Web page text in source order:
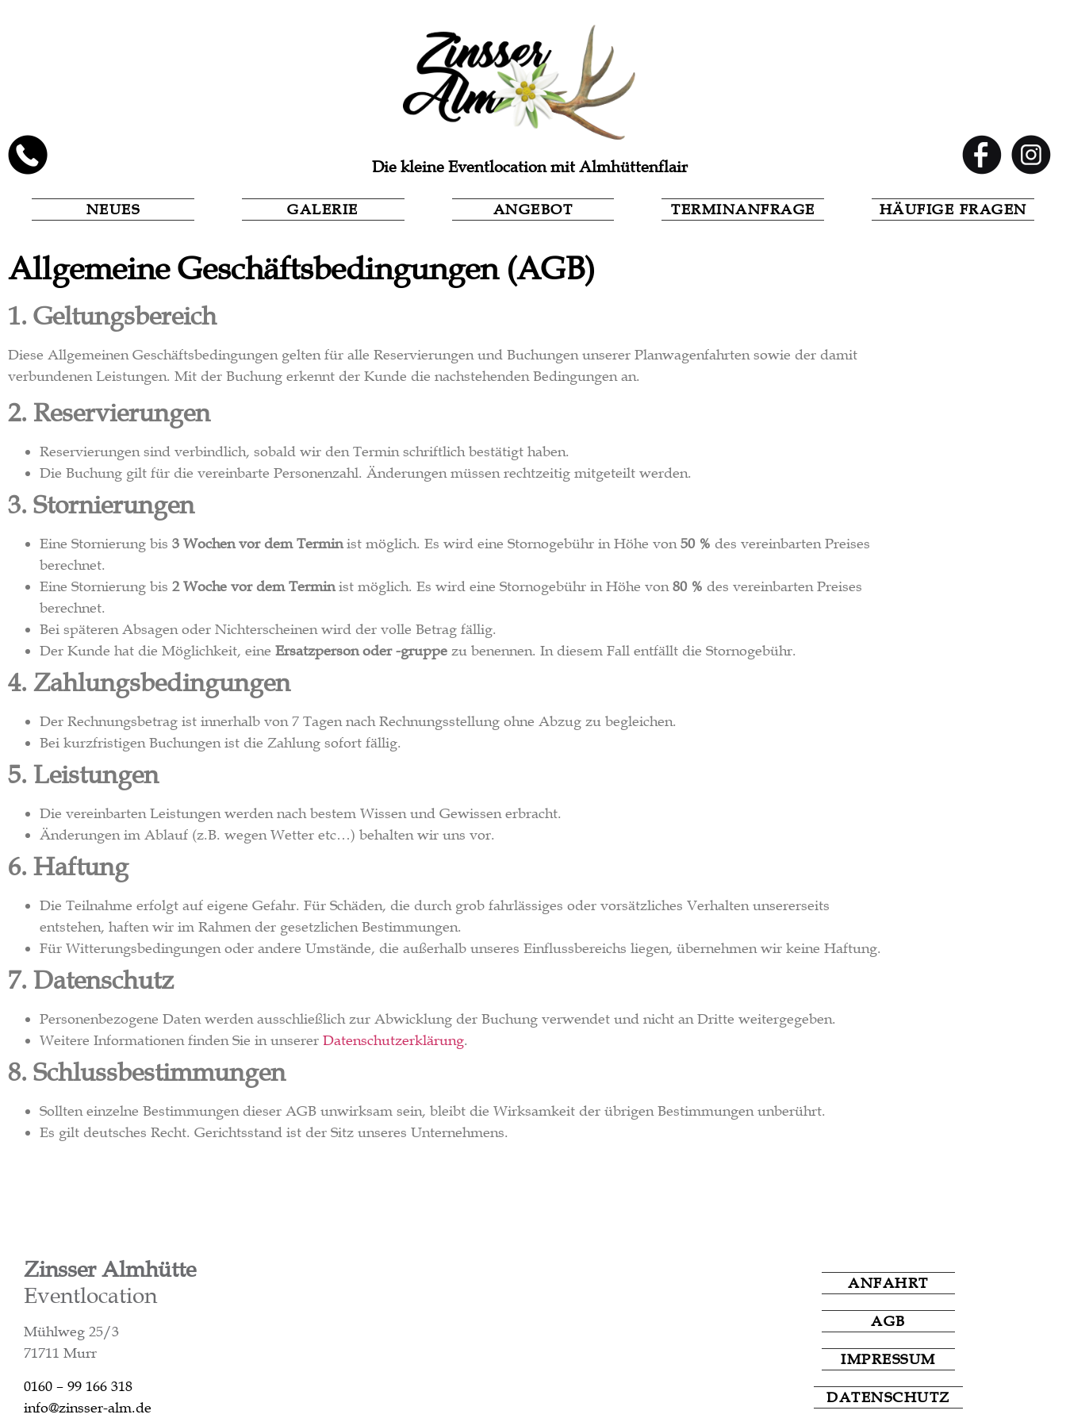
Die kleine Eventlocation mit Almhüttenflair
NEUES GALERIE ANGEBOT TERMINANFRAGE HÄUFIGE FRAGEN
Allgemeine Geschäftsbedingungen (AGB)
1. Geltungsbereich
Diese Allgemeinen Geschäftsbedingungen gelten für alle Reservierungen und Buchungen unserer Planwagenfahrten sowie der damit
verbundenen Leistungen. Mit der Buchung erkennt der Kunde die nachstehenden Bedingungen an.
2. Reservierungen
Reservierungen sind verbindlich, sobald wir den Termin schriftlich bestätigt haben.
Die Buchung gilt für die vereinbarte Personenzahl. Änderungen müssen rechtzeitig mitgeteilt werden.
3. Stornierungen
Eine Stornierung bis 3 Wochen vor dem Terminist möglich. Es wird eine Stornogebühr in Höhe von50 % des vereinbarten Preises
berechnet.
Eine Stornierung bis 2 Woche vor dem Terminist möglich. Es wird eine Stornogebühr in Höhe von80 % des vereinbarten Preises
berechnet.
Bei späteren Absagen oder Nichterscheinen wird der volle Betrag fällig.
Der Kunde hat die Möglichkeit, eine Ersatzperson oder -gruppe zu benennen. In diesem Fall entfällt die Stornogebühr.
4. Zahlungsbedingungen
Der Rechnungsbetrag ist innerhalb von 7 Tagen nach Rechnungsstellung ohne Abzug zu begleichen.
Bei kurzfristigen Buchungen ist die Zahlung sofort fällig.
5. Leistungen
Die vereinbarten Leistungen werden nach bestem Wissen und Gewissen erbracht.
Änderungen im Ablauf (z.B. wegen Wetter etc…) behalten wir uns vor.
6. Haftung
Die Teilnahme erfolgt auf eigene Gefahr. Für Schäden, die durch grob fahrlässiges oder vorsätzliches Verhalten unsererseits
entstehen, haften wir im Rahmen der gesetzlichen Bestimmungen.
Für Witterungsbedingungen oder andere Umstände, die außerhalb unseres Einflussbereichs liegen, übernehmen wir keine Haftung.
7. Datenschutz
Personenbezogene Daten werden ausschließlich zur Abwicklung der Buchung verwendet und nicht an Dritte weitergegeben.
Weitere Informationen finden Sie in unserer Datenschutzerklärung.
8. Schlussbestimmungen
Sollten einzelne Bestimmungen dieser AGB unwirksam sein, bleibt die Wirksamkeit der übrigen Bestimmungen unberührt.
Es gilt deutsches Recht. Gerichtsstand ist der Sitz unseres Unternehmens.
Zinsser Almhütte
Eventlocation
Mühlweg 25/3
71711 Murr
0160 – 99 166 318
info@zinsser-alm.de
ANFAHRT
AGB
IMPRESSUM
DATENSCHUTZ